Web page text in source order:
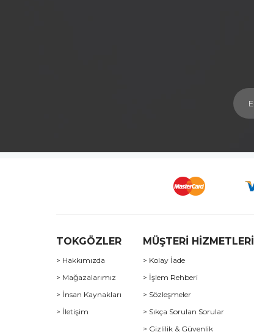
TOKGÖZLER
> Hakkımızda
> Mağazalarımız
> İnsan Kaynakları
> İletişim
MÜŞTERİ HİZMETLERİ
> Kolay İade
> İşlem Rehberi
> Sözleşmeler
> Sıkça Sorulan Sorular
> Gizlilik & Güvenlik